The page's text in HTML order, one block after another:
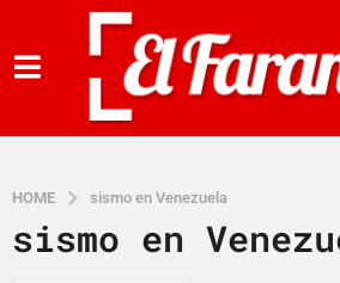
HOME sismo en Venezuela
sismo en